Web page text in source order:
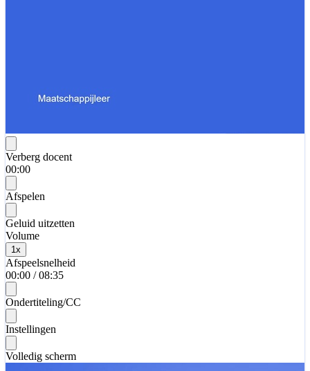
Verberg docent
00:00
Afspelen
Geluid uitzetten
Volume
1 x
Afspeelsnelheid
00:00 / 08:35
Ondertiteling/CC
Instellingen
Volledig scherm